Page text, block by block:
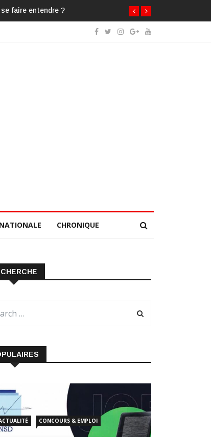
faire entendre ?
CHRONIQUE
CONCOURS & EMPLOI